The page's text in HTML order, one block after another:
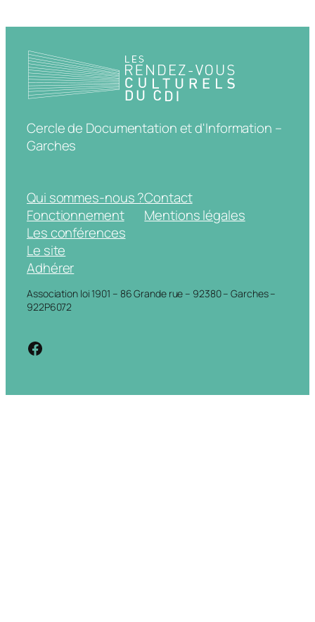
Cercle de Documentation et d'Information –
Garches
Qui sommes-nous ?
Fonctionnement
Les conférences
Le site
Adhérer
Contact
Mentions légales
Association loi 1901 – 86 Grande rue – 92380 – Garches –
922P6072
https://www.facebook.com/